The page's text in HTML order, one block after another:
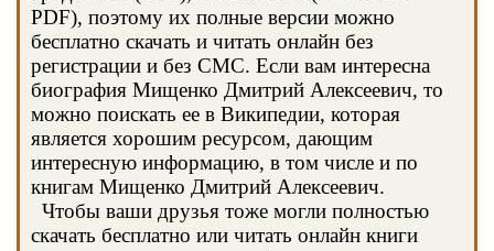
PDF), поэтому их полные версии можно
бесплатно скачать и читать онлайн без
регистрации и без СМС. Если вам интересна
биография Мищенко Дмитрий Алексеевич, то
можно поискать ее в Википедии, которая
является хорошим ресурсом, дающим
интересную информацию, в том числе и по
книгам Мищенко Дмитрий Алексеевич.
Чтобы ваши друзья тоже могли полностью
скачать бесплатно или читать онлайн книги